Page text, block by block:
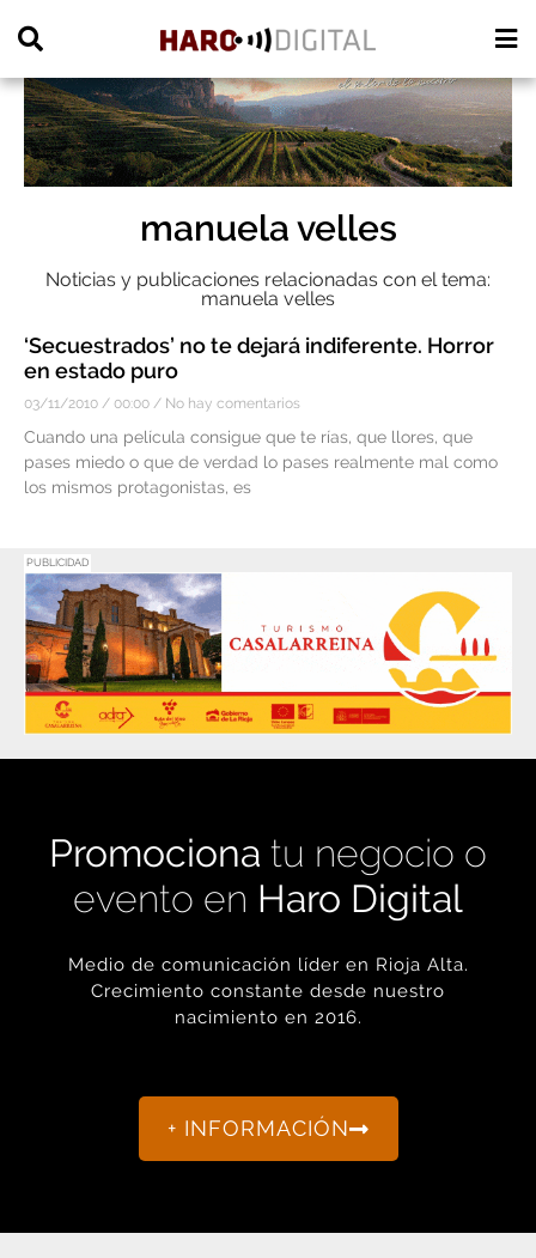
manuela velles
Noticias y publicaciones relacionadas con el tema:
manuela velles
‘Secuestrados’ no te dejará indiferente. Horror
en estado puro
03/11/2010 00:00 No hay comentarios
Cuando una película consigue que te rías, que llores, que
pases miedo o que de verdad lo pases realmente mal como
los mismos protagonistas, es
PUBLICIDAD
Promociona tu negocio o
evento en Haro Digital
Medio de comunicación líder en Rioja Alta.
Crecimiento constante desde nuestro
nacimiento en 2016.
+ INFORMACIÓN